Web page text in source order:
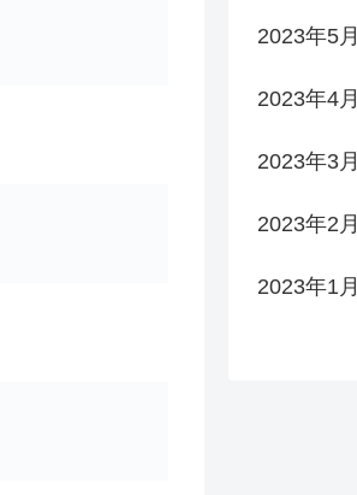
2023年5月
2023年4月
2023年3月
2023年2月
2023年1月